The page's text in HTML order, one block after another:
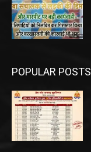
POPULAR POSTS